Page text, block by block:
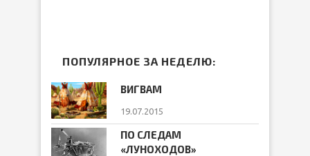
ПОПУЛЯРНОЕ ЗА НЕДЕЛЮ:
ВИГВАМ
19.07.2015
ПО СЛЕДАМ
«ЛУНОХОДОВ»